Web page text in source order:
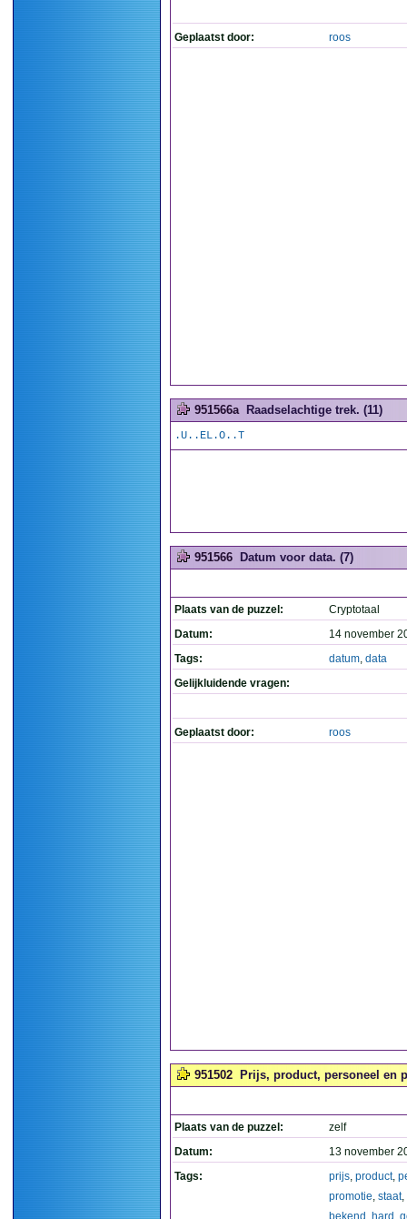
Geplaatst door: roos
951566a Raadselachtige trek. (11)
.U..EL.O..T
951566 Datum voor data. (7)
Plaats van de puzzel:
Cryptotaal
Datum:
14 november
Tags:
datum, data
Gelijkluidende vragen:
Geplaatst door: roos
951502 Prijs, product, personeel en
Plaats van de puzzel:
zelf
Datum:
13 november
Tags:
prijs, product,
promotie, staat,
bekend , hard ,